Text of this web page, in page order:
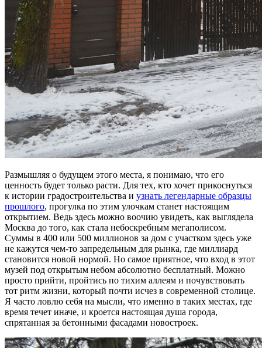
Размышляя о будущем этого места, я понимаю, что его
ценность будет только расти. Для тех, кто хочет прикоснуться
к истории градостроительства и узнать легендарные образцы
прошлого, прогулка по этим улочкам станет настоящим
открытием. Ведь здесь можно воочию увидеть, как выглядела
Москва до того, как стала небоскребным мегаполисом.
Суммы в 400 или 500 миллионов за дом с участком здесь уже
не кажутся чем-то запредельным для рынка, где миллиард
становится новой нормой. Но самое приятное, что вход в этот
музей под открытым небом абсолютно бесплатный. Можно
просто прийти, пройтись по тихим аллеям и почувствовать
тот ритм жизни, который почти исчез в современной столице.
Я часто ловлю себя на мысли, что именно в таких местах, где
время течет иначе, и кроется настоящая душа города,
спрятанная за бетонными фасадами новостроек.